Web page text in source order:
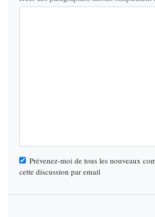
Prévenez-moi de tous les nouveaux
cette discussion par email